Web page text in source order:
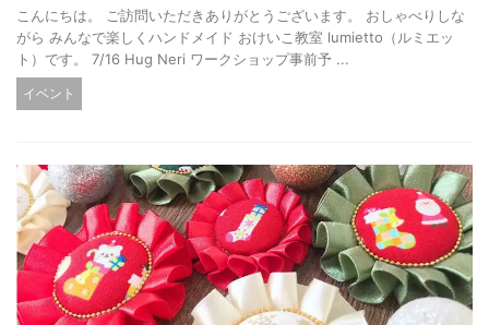
こんにちは。 ご訪問いただきありがとうございます。 おしゃべりしな
がら みんなで楽しくハンドメイド おけいこ教室 lumietto（ルミエッ
ト）です。 7/16 Hug Neri ワークショップ事前予 ...
イベント